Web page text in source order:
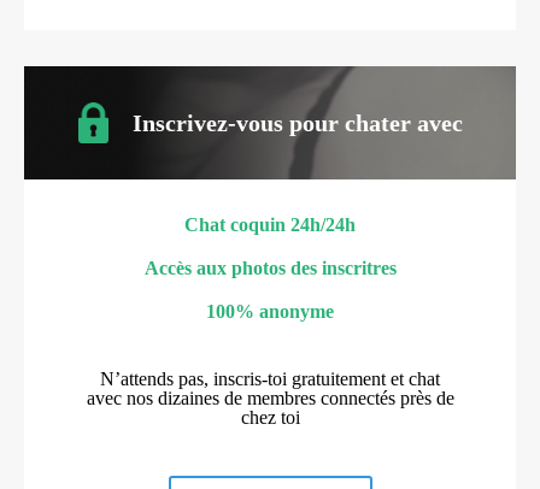
Inscrivez-vous pour chater avec
Chat coquin 24h/24h
Accès aux photos des inscritres
100% anonyme
N’attends pas, inscris-toi gratuitement et chat
avec nos dizaines de membres connectés près de
chez toi